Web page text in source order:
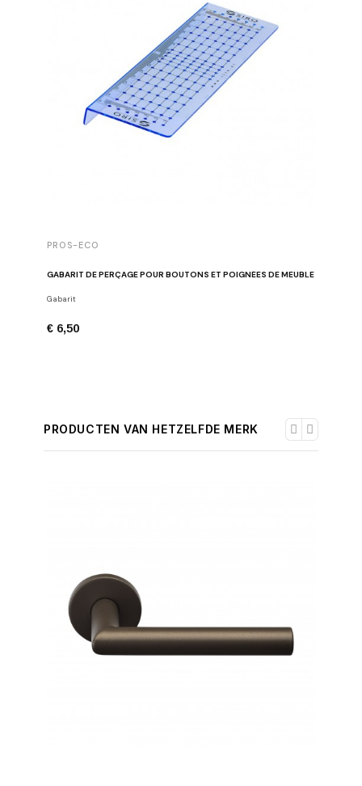
PROS-ECO
GABARIT DE PERÇAGE POUR BOUTONS ET POIGNÉES DE MEUBLE
Gabarit
€ 6,50
PRODUCTEN VAN HETZELFDE MERK